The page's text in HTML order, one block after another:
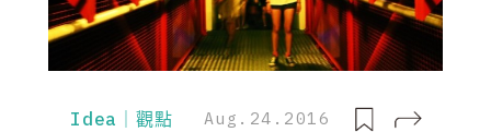
Idea｜觀點 Aug.24.2016